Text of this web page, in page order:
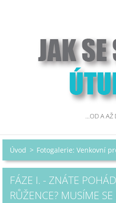
...OD A AŽ
Úvod > Fotogalerie: Venkovní
FÁZE I. - ZNÁTE
RŮŽENCE? MUSÍME